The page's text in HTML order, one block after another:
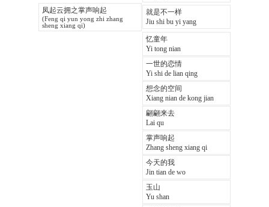
凤起云拥之掌声响起
(Feng qi yun yong zhi zhang
sheng xiang qi)
就是不一样
Jiu shi bu yi yang
忆童年
Yi tong nian
一世的恋情
Yi shi de lian qing
想念的空间
Xiang nian de kong jian
翩翩来去
Lai qu
掌声响起
Zhang sheng xiang qi
今天的我
Jin tian de wo
玉山
Yu shan